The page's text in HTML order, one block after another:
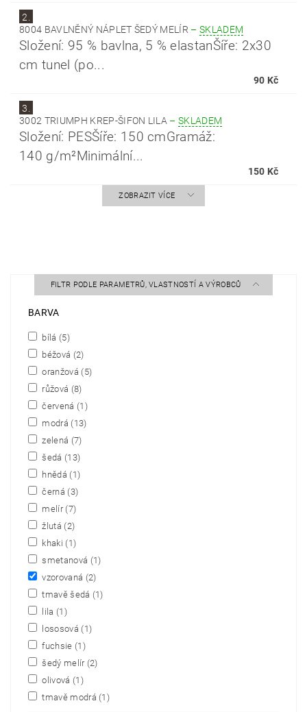
2.
8004 BAVLNĚNÝ NÁPLET ŠEDÝ MELÍR –SKLADEM
Složení: 95 % bavlna, 5 % elastanŠíře: 2x30
cm tunel (po...
90 Kč
3.
3002 TRIUMPH KREP-ŠIFON LILA –SKLADEM
Složení: PESŠíře: 150 cmGramáž:
140 g/m²Minimální...
150 Kč
ZOBRAZIT VÍCE
FILTR PODLE PARAMETRŮ, VLASTNOSTÍ A VÝROBCŮ
BARVA
bílá (5)
béžová (2)
oranžová (5)
růžová (8)
červená (1)
modrá (13)
zelená (7)
šedá (13)
hnědá (1)
černá (3)
melír (7)
žlutá (2)
khaki (1)
smetanová (1)
vzorovaná (2)
tmavě šedá (1)
lila (1)
lososová (1)
fuchsie (1)
šedý melír (2)
olivová (1)
tmavě modrá (1)